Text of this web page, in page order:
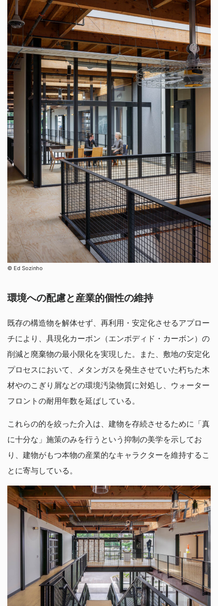
©︎ Ed Sozinho
環境への配慮と産業的個性の維持
既存の構造物を解体せず、再利用・安定化させるアプロー
チにより、具現化カーボン（エンボディド・カーボン）の
削減と廃棄物の最小限化を実現した。また、敷地の安定化
プロセスにおいて、メタンガスを発生させていた朽ちた木
材やのこぎり屑などの環境汚染物質に対処し、ウォーター
フロントの耐用年数を延ばしている。
これらの的を絞った介入は、建物を存続させるために「真
に十分な」施策のみを行うという抑制の美学を示してお
り、建物がもつ本物の産業的なキャラクターを維持するこ
とに寄与している。